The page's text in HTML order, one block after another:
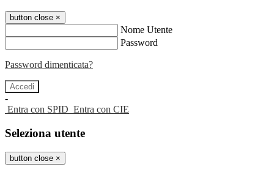
button close ×
Nome Utente
Password
Password dimenticata?
-
Entra con SPID Entra con CIE
Seleziona utente
button close ×